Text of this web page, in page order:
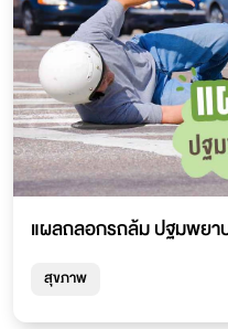
แผลถลอกรถล้ม ปฐมพยา
สุขภาพ